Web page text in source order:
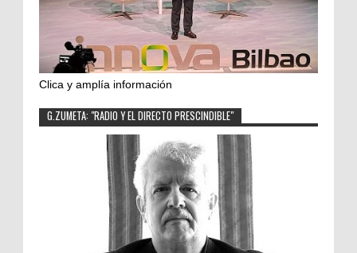
Clica y amplía información
G.ZUMETA: "RADIO Y EL DIRECTO PRESCINDIBLE"